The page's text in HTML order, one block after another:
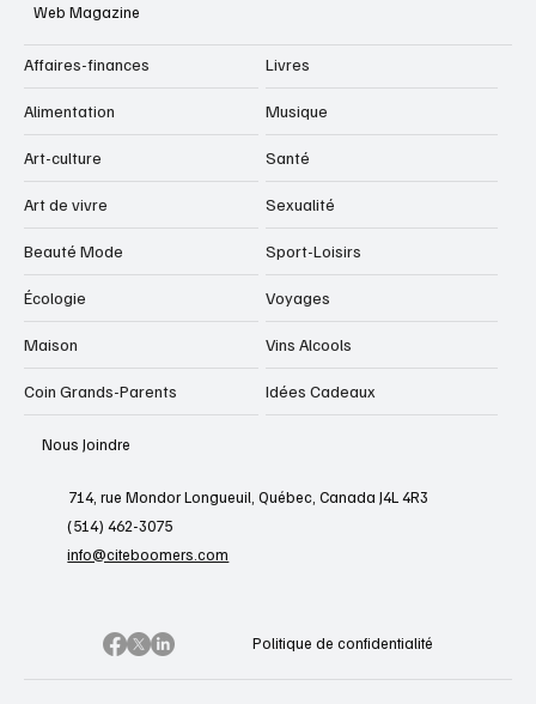
Web Magazine
Affaires-finances
Alimentation
Art-culture
Art de vivre
Beauté Mode
Écologie
Maison
Coin Grands-Parents
Livres
Musique
Santé
Sexualité
Sport-Loisirs
Voyages
Vins Alcools
Idées Cadeaux
Nous Joindre
714, rue Mondor Longueuil, Québec, Canada J4L 4R3
(514) 462-3075
info@citeboomers.com
Politique de confidentialité